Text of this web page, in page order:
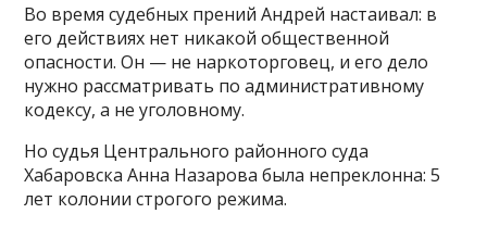
Во время судебных прений Андрей настаивал: в
его действиях нет никакой общественной
опасности. Он — не наркоторговец, и его дело
нужно рассматривать по административному
кодексу, а не уголовному.
Но судья Центрального районного суда
Хабаровска Анна Назарова была непреклонна: 5
лет колонии строгого режима.